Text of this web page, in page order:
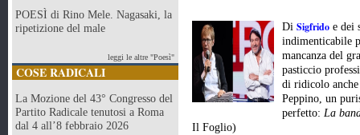
POESÌ di Rino Mele. Nagasaki, la
ripetizione del male
leggi le altre "Poesì"
COSE RADICALI
La Mozione del 43° Congresso del
Partito Radicale tenutosi a Roma
dal 4 all’8 febbraio 2026
Di Sigfrido e dei
indimenticabile
mancanza del
pasticcio
di ridicolo anche
Peppino, un
perfetto: La
Il Foglio)